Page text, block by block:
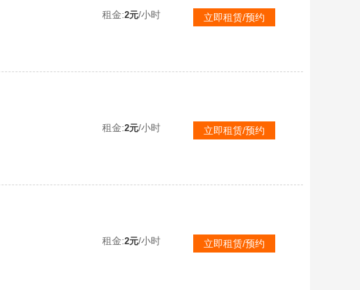
租金:2元/小时 立即租赁/预约
租金:2元/小时 立即租赁/预约
租金:2元/小时 立即租赁/预约